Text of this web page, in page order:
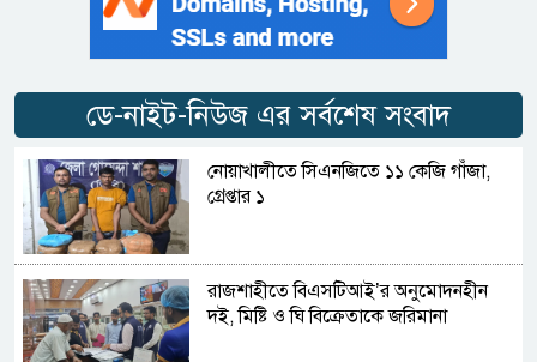
ডে-নাইট-নিউজ এর সর্বশেষ সংবাদ
নোয়াখালীতে সিএনজিতে ১১ কেজি গাঁজা,
গ্রেপ্তার ১
রাজশাহীতে বিএসটিআই’র অনুমোদনহীন
দই, মিষ্টি ও ঘি বিক্রেতাকে জরিমানা